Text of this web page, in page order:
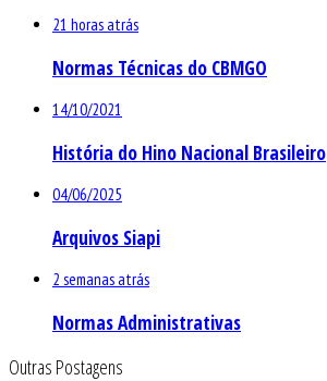
21 horas atrás
Normas Técnicas do CBMGO
14/10/2021
História do Hino Nacional Brasileiro
04/06/2025
Arquivos Siapi
2 semanas atrás
Normas Administrativas
Outras Postagens